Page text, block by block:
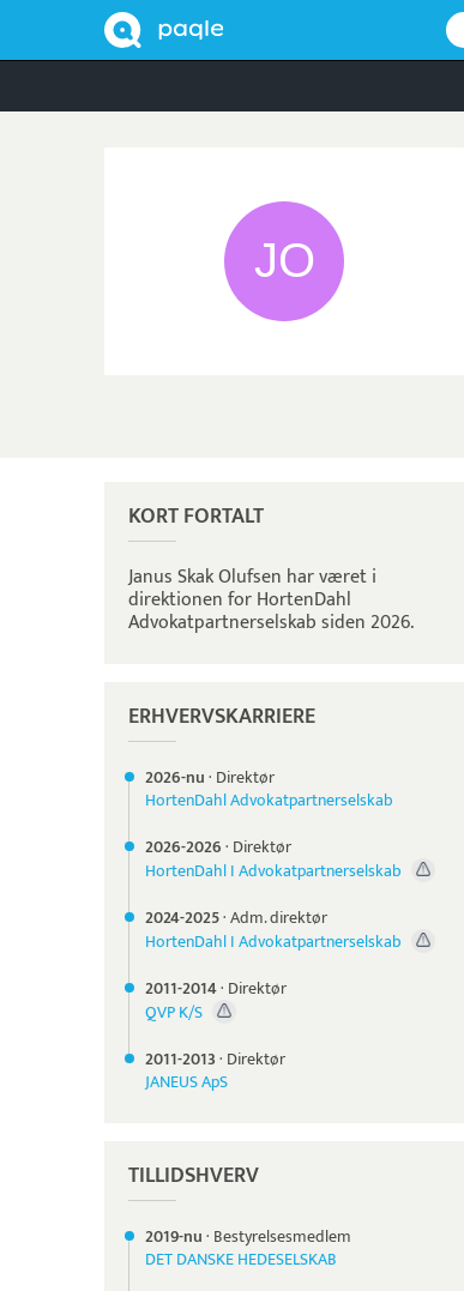
KORT FORTALT
Janus Skak Olufsen har været i
direktionen for HortenDahl
Advokatpartnerselskab siden 2026.
ERHVERVSKARRIERE
2026-nu· Direktør
HortenDahl Advokatpartnerselskab
2026-2026· Direktør
HortenDahl I Advokatpartnerselskab
2024-2025·Adm. direktør
HortenDahl I Advokatpartnerselskab
2011-2014· Direktør
QVP K/S
2011-2013· Direktør
JANEUS ApS
TILLIDSHVERV
2019-nu· Bestyrelsesmedlem
DET DANSKE HEDESELSKAB